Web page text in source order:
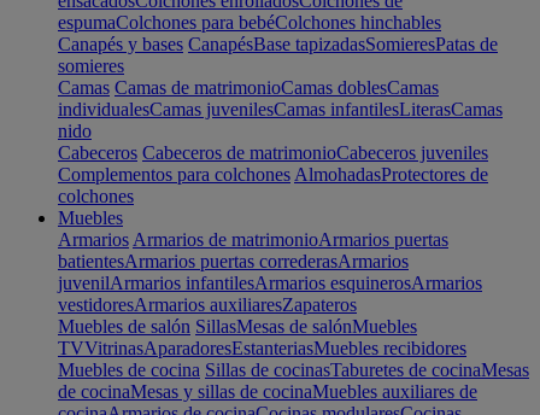
espumaColchones para bebéColchones hinchables
Canapés y bases CanapésBase tapizadasSomieresPatas de
somieres
Camas Camas de matrimonioCamas doblesCamas
individualesCamas juvenilesCamas infantilesLiterasCamas
nido
Cabeceros Cabeceros de matrimonioCabeceros juveniles
Complementos para colchones AlmohadasProtectores de
colchones
Muebles
Armarios Armarios de matrimonioArmarios puertas
batientesArmarios puertas correderasArmarios
juvenilArmarios infantilesArmarios esquinerosArmarios
vestidoresArmarios auxiliaresZapateros
Muebles de salón SillasMesas de salónMuebles
TVVitrinasAparadoresEstanteriasMuebles recibidores
Muebles de cocina Sillas de cocinasTaburetes de cocinaMesas
de cocinaMesas y sillas de cocinaMuebles auxiliares de